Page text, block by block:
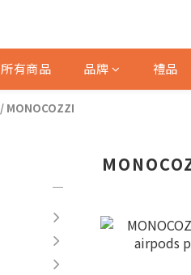
所有商品 品牌 禮品
/ MONOCOZZI